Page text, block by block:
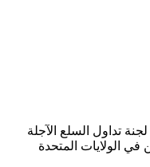
تداول السلع الآجلة
في الولايات المتحدة